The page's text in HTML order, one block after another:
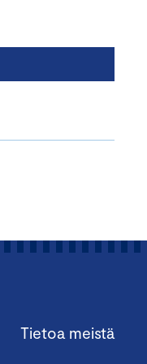
Tietoa meistä